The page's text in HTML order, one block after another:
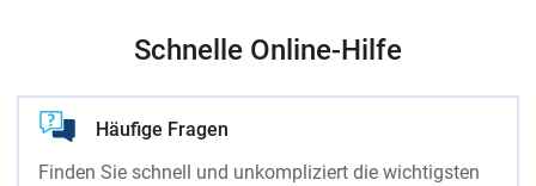
Schnelle Online-Hilfe
Häufige Fragen
Finden Sie schnell und unkompliziert die wichtigsten